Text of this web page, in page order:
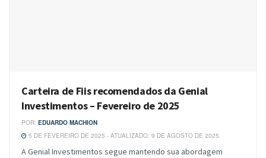
Carteira de Fiis recomendados da Genial
Investimentos – Fevereiro de 2025
POR: EDUARDO MACHION
5 DE FEVEREIRO DE 2025 - ATUALIZADO: 9 DE AGOSTO DE 2025
A Genial Investimentos segue mantendo sua abordagem